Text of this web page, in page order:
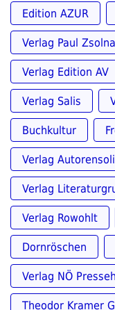
Edition AZUR
Verlag Paul
Verlag Edition AV
Verlag Salis
Buchkultur
Verlag
Verlag
Verlag Rowohlt
Dornröschen
Verlag NÖ
Theodor Kramer